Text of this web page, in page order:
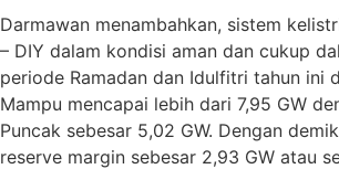
Darmawan menambahkan, sistem
– DIY dalam kondisi aman dan cukup
periode Ramadan dan Idulfitri tahun ini
Mampu mencapai lebih dari 7,95 GW
Puncak sebesar 5,02 GW. Dengan
reserve margin sebesar 2,93 GW atau